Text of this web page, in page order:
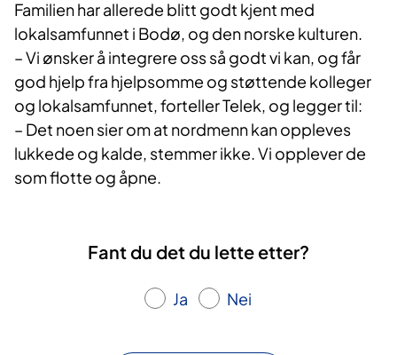
Familien har allerede blitt godt kjent med
lokalsamfunnet i Bodø, og den norske kulturen.
– Vi ønsker å integrere oss så godt vi kan, og får
god hjelp fra hjelpsomme og støttende kolleger
og lokalsamfunnet, forteller Telek, og legger til:
– Det noen sier om at nordmenn kan oppleves
lukkede og kalde, stemmer ikke. Vi opplever de
som flotte og åpne.
Fant du det du lette etter?
Ja Nei